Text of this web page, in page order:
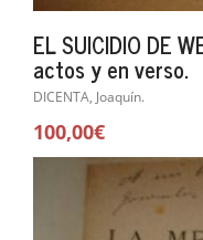
EL SUICIDIO DE
actos y en verso.
DICENTA, Joaquín.
100,00€